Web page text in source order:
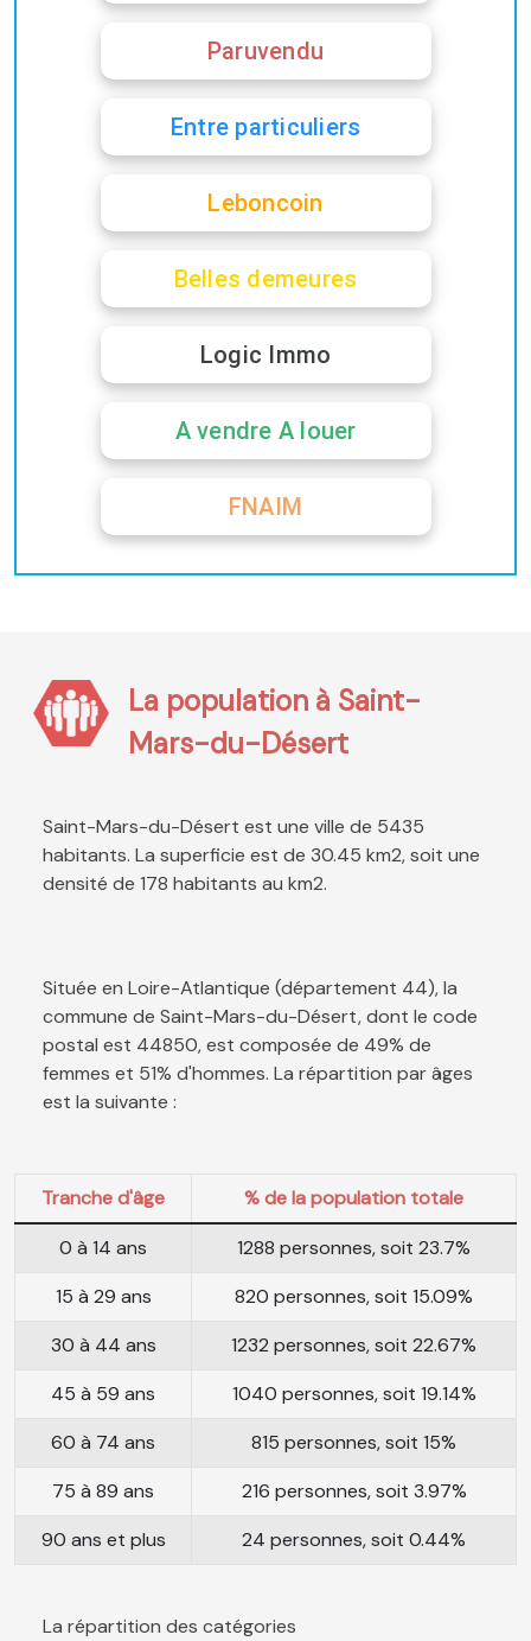
Paruvendu
Entre particuliers
Leboncoin
Belles demeures
Logic Immo
A vendre A louer
FNAIM
La population à Saint-
Mars-du-Désert
Saint-Mars-du-Désert est une ville de 5435
habitants. La superficie est de 30.45 km2, soit une
densité de 178 habitants au km2.
Située en Loire-Atlantique (département 44), la
commune de Saint-Mars-du-Désert, dont le code
postal est 44850, est composée de 49% de
femmes et 51% d'hommes. La répartition par âges
est la suivante :
Tranche d'âge
% de la population totale
0 à 14 ans
1288 personnes, soit 23.7%
15 à 29 ans
820 personnes, soit 15.09%
30 à 44 ans
1232 personnes, soit 22.67%
45 à 59 ans
1040 personnes, soit 19.14%
60 à 74 ans
815 personnes, soit 15%
75 à 89 ans
216 personnes, soit 3.97%
90 ans et plus
24 personnes, soit 0.44%
La répartition des catégories